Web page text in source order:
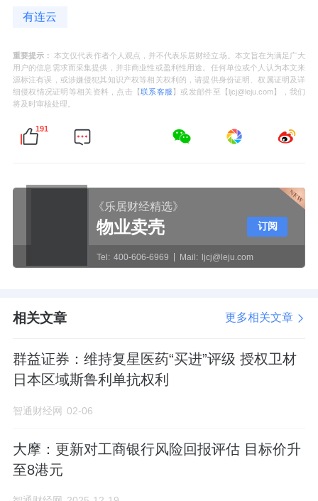
有连云
重要提示： 本文仅代表作者个人观点，并不代表乐居财经立场。本文旨在为满足广大
用户的信息需求而采集提供，并非商业性或盈利性用途。任何单位或个人认为本文来
源标注有误，或涉嫌侵犯其知识产权等相关权利的，请提供身份证明、权属证明及详
细侵权情况证明等相关资料，点击【联系客服 】或发邮件至【ljcj@leju.com】，我们
将及时审核处理。
191
《乐居财经精选》
物业卖壳
Tel: 400-606-6969 Mail: ljcj@leju.com
订阅
相关文章 更多相关文章
群益证券：维持复星医药“买进”评级 授权卫材
日本区域斯鲁利单抗权利
智通财经网 02-06
大摩：更新对工商银行风险回报评估 目标价升
至8港元